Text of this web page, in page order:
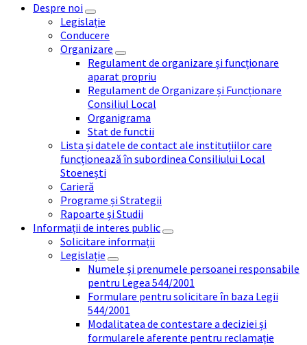
Despre noi
Legislație
Conducere
Organizare
Regulament de organizare și funcționare
aparat propriu
Regulament de Organizare și Funcționare
Consiliul Local
Organigrama
Stat de functii
Lista și datele de contact ale instituțiilor care
funcționează în subordinea Consiliului Local
Stoenești
Carieră
Programe și Strategii
Rapoarte și Studii
Informații de interes public
Solicitare informații
Legislație
Numele și prenumele persoanei responsabile
pentru Legea 544/2001
Formulare pentru solicitare în baza Legii
544/2001
Modalitatea de contestare a deciziei și
formularele aferente pentru reclamație